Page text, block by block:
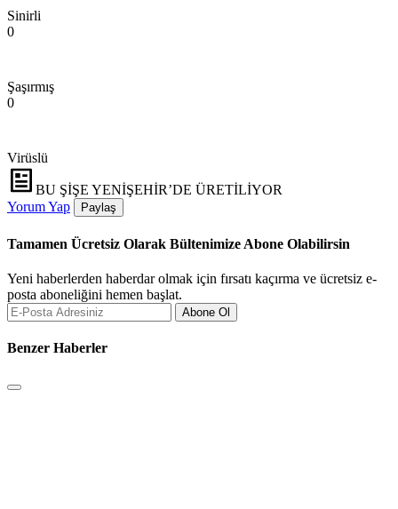
Sinirli
0
Şaşırmış
0
Virüslü
BU ŞİŞE YENİŞEHİR’DE ÜRETİLİYOR
Yorum Yap
Paylaş
Tamamen Ücretsiz Olarak Bültenimize Abone Olabilirsin
Yeni haberlerden haberdar olmak için fırsatı kaçırma ve ücretsiz e-
posta aboneliğini hemen başlat.
Abone Ol
Benzer Haberler